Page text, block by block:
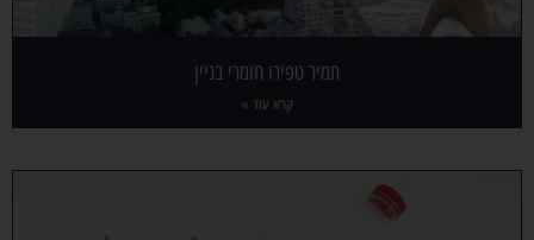
תמיר טפירו חומרי בניין
קרא עוד »